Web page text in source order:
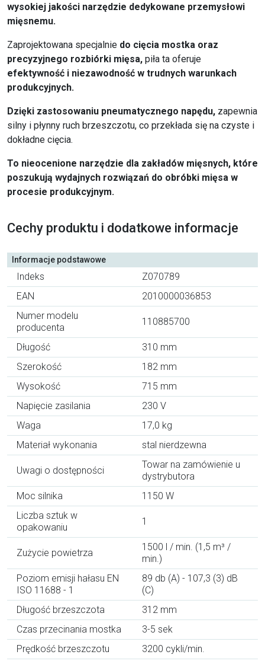
wysokiej jakości narzędzie dedykowane przemysłowi
mięsnemu.
Zaprojektowana specjalnie do cięcia mostka oraz
precyzyjnego rozbiórki mięsa, piła ta oferuje
efektywność i niezawodność w trudnych warunkach
produkcyjnych.
Dzięki zastosowaniu pneumatycznego napędu, zapewnia
silny i płynny ruch brzeszczotu, co przekłada się na czyste i
dokładne cięcia.
To nieocenione narzędzie dla zakładów mięsnych, które
poszukują wydajnych rozwiązań do obróbki mięsa w
procesie produkcyjnym.
Cechy produktu i dodatkowe informacje
Informacje podstawowe
Indeks
Z070789
EAN
2010000036853
Numer modelu
producenta
110885700
Długość
310 mm
Szerokość
182 mm
Wysokość
715 mm
Napięcie zasilania
230 V
Waga
17,0 kg
Materiał wykonania
stal nierdzewna
Uwagi o dostępności
Towar na zamówienie u
dystrybutora
Moc silnika
1150 W
Liczba sztuk w
opakowaniu
1
Zużycie powietrza
1500 l / min. (1,5 m³ /
min.)
Poziom emisji hałasu EN
ISO 11688 - 1
89 db (A) - 107,3 (3) dB
(C)
Długość brzeszczota
312 mm
Czas przecinania mostka
3-5 sek
Prędkość brzeszczotu
3200 cykli/min.